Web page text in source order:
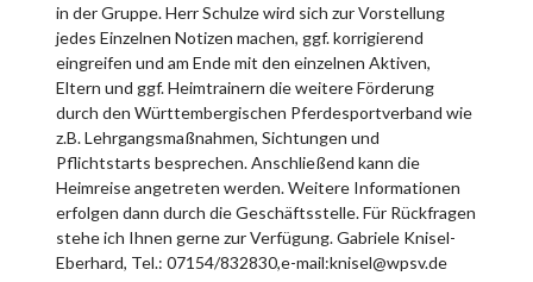
in der Gruppe. Herr Schulze wird sich zur Vorstellung
jedes Einzelnen Notizen machen, ggf. korrigierend
eingreifen und am Ende mit den einzelnen Aktiven,
Eltern und ggf. Heimtrainern die weitere Förderung
durch den Württembergischen Pferdesportverband wie
z.B. Lehrgangsmaßnahmen, Sichtungen und
Pflichtstarts besprechen. Anschließend kann die
Heimreise angetreten werden. Weitere Informationen
erfolgen dann durch die Geschäftsstelle. Für Rückfragen
stehe ich Ihnen gerne zur Verfügung. Gabriele Knisel-
Eberhard, Tel.: 07154/832830,e-mail:knisel@wpsv.de